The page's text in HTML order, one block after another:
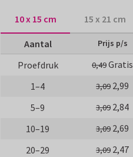
10 x 15 cm 15 x 21 cm
Aantal Prijs p/s
Proefdruk 0,49Gratis
1–4
3,09 2,99
5–9
3,09 2,84
10–19
3,09 2,69
20–29
3,09 2,47